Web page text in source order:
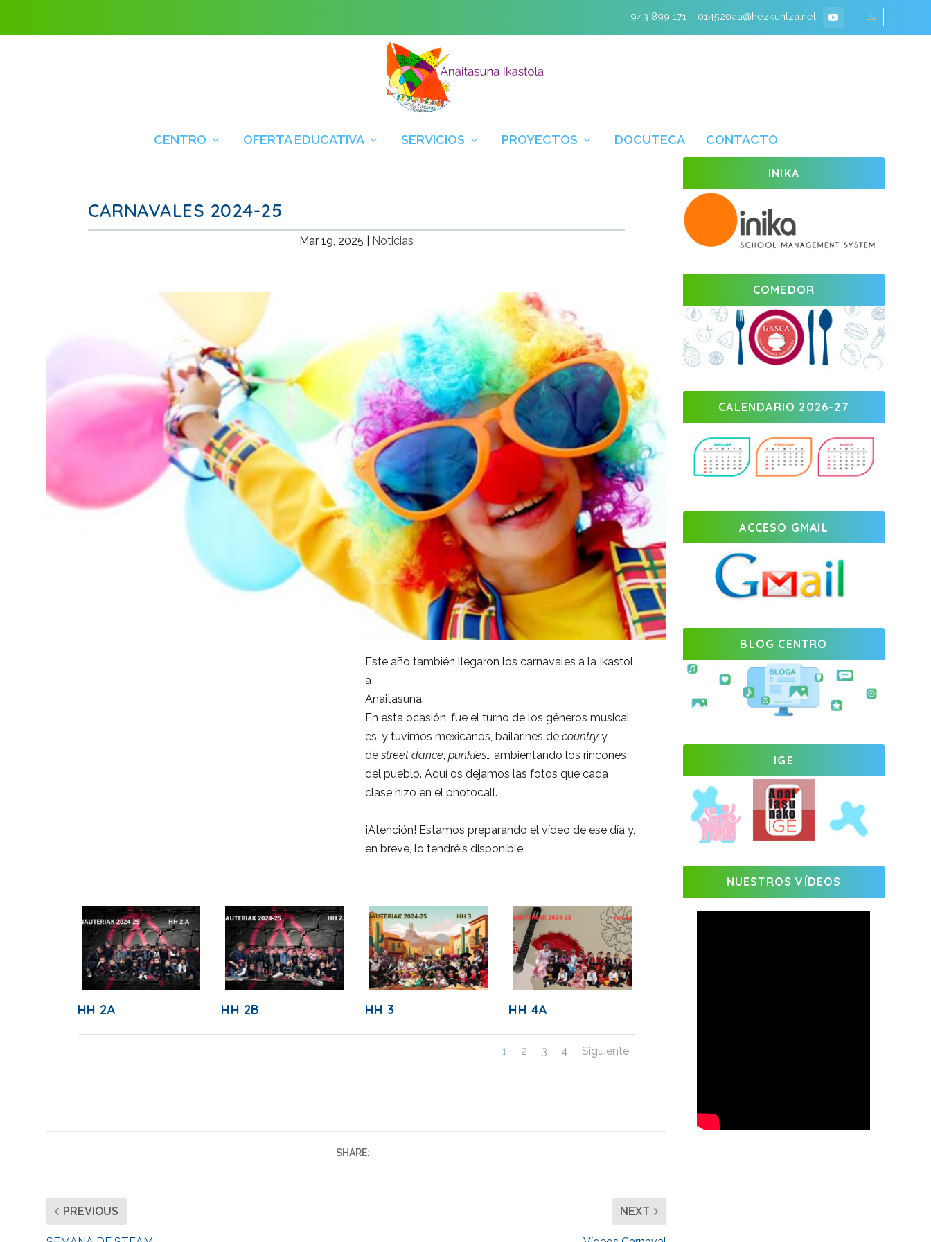
943 899 171 014520aa@hezkuntza.net ES
CENTRO OFERTA EDUCATIVA SERVICIOS PROYECTOS DOCUTECA CONTACTO
CARNAVALES 2024-25
Mar 19, 2025 Noticias
Este año también llegaron los carnavales a la Ikastol
a
Anaitasuna.
En esta ocasión, fue el turno de los géneros musical
es, y tuvimos mexicanos, bailarines de country y
destreet dance, punkies… ambientando los rincones
del pueblo. Aquí os dejamos las fotos que cada
clase hizo en el photocall.
¡Atención! Estamos preparando el vídeo de ese día y,
en breve, lo tendréis disponible.
HH 2A HH 2B HH 3 HH 4A
1 2 3 4 Siguiente
SHARE:
PREVIOUS NEXT
INIKA
COMEDOR
CALENDARIO 2026-27
ACCESO GMAIL
BLOG CENTRO
IGE
NUESTROS VÍDEOS